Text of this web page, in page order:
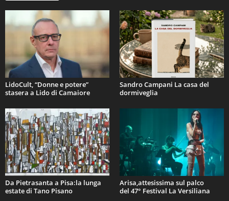
LidoCult, “Donne e potere”
stasera a Lido di Camaiore
Sandro Campani La casa del
dormiveglia
Da Pietrasanta a Pisa:la lunga
estate di Tano Pisano
Arisa,attesissima sul palco
del 47° Festival La Versiliana